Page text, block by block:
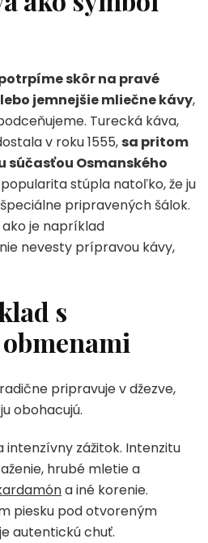
skôr na pravé
jemnejšie mliečne kávy,
Turecká káva,
v roku 1555,sa pritom
Osmanského
popularita stúpla natoľko, že ju
pripravených šálok.
je napríklad
nevesty prípravou kávy,
s
pripravuje v džezve,
obohacujú.
intenzívny zážitok. Intenzitu
hrubé mletie a
a iné korenie.
piesku pod otvoreným
autentickú chuť.